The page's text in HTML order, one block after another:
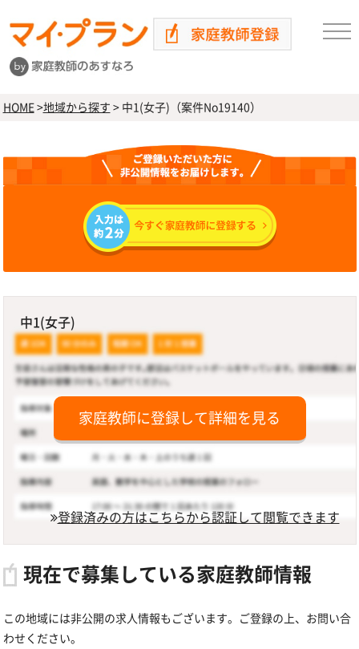
HOME>地域から探す >中1(女子)（案件No19140）
中1(女子)
家庭教師に登録して詳細を見る
登録済みの方はこちらから認証して閲覧できます
現在で募集している家庭教師情報
この地域には非公開の求人情報もございます。ご登録の上、お問い合
わせください。